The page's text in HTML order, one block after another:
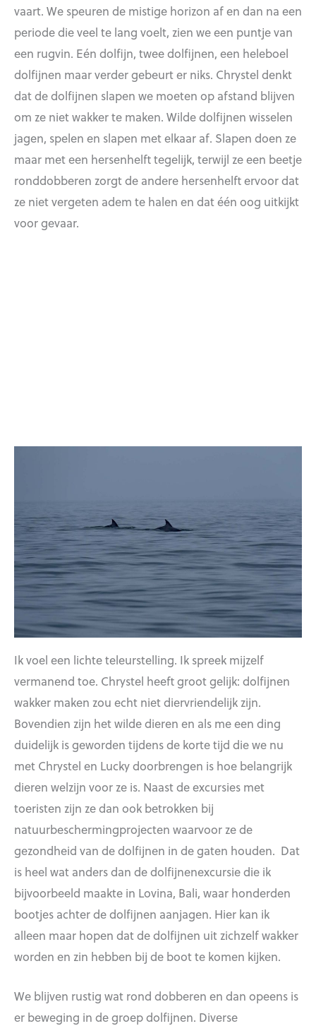
vaart. We speuren de mistige horizon af en dan na een
periode die veel te lang voelt, zien we een puntje van
een rugvin. Eén dolfijn, twee dolfijnen, een heleboel
dolfijnen maar verder gebeurt er niks. Chrystel denkt
dat de dolfijnen slapen we moeten op afstand blijven
om ze niet wakker te maken. Wilde dolfijnen wisselen
jagen, spelen en slapen met elkaar af. Slapen doen ze
maar met een hersenhelft tegelijk, terwijl ze een beetje
ronddobberen zorgt de andere hersenhelft ervoor dat
ze niet vergeten adem te halen en dat één oog uitkijkt
voor gevaar.
Ik voel een lichte teleurstelling. Ik spreek mijzelf
vermanend toe. Chrystel heeft groot gelijk: dolfijnen
wakker maken zou echt niet diervriendelijk zijn.
Bovendien zijn het wilde dieren en als me een ding
duidelijk is geworden tijdens de korte tijd die we nu
met Chrystel en Lucky doorbrengen is hoe belangrijk
dieren welzijn voor ze is. Naast de excursies met
toeristen zijn ze dan ook betrokken bij
natuurbeschermingprojecten waarvoor ze de
gezondheid van de dolfijnen in de gaten houden. Dat
is heel wat anders dan de dolfijnenexcursie die ik
bijvoorbeeld maakte in Lovina, Bali, waar honderden
bootjes achter de dolfijnen aanjagen. Hier kan ik
alleen maar hopen dat de dolfijnen uit zichzelf wakker
worden en zin hebben bij de boot te komen kijken.
We blijven rustig wat rond dobberen en dan opeens is
er beweging in de groep dolfijnen. Diverse